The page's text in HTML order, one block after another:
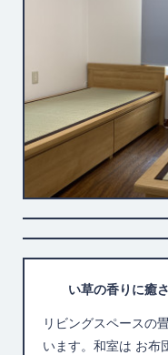
い草の香りに癒さ
リビングスペースの
います。和室は お布